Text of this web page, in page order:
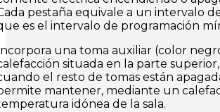
pestaña equivale a un intervalo
es el intervalo de programación
una toma auxiliar (color
situada en la parte superior,
el resto de tomas están
mantener, mediante un
idónea de la sala.